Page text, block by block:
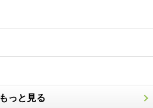
もっと見る